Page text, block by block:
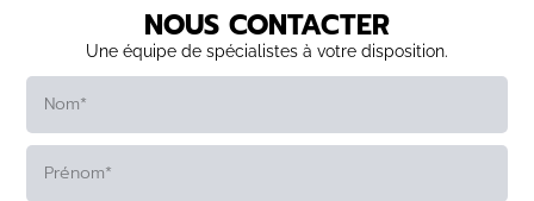
NOUS CONTACTER
Une équipe de spécialistes à votre disposition.